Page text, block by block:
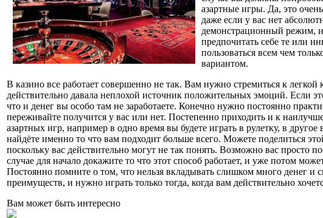
азартные игры. Да, это
даже если у вас нет
демонстрационный режим, и
предпочитать себе те или
пользоваться всем чем
вариантом.
В казино все работает совершенно не так. Вам нужно стремиться к
действительно давала неплохой источник положительных эмоций. Если
что и денег вы особо там не заработаете. Конечно нужно постоянно
переживайте получится у вас или нет. Постепенно приходить и к
азартных игр, например в одно время вы будете играть в рулетку, в
найдёте именно то что вам подходит больше всего. Можете поделиться
поскольку вас действительно могут не так понять. Возможно вас
случае для начало докажите то что этот способ работает, и уже потом
Постоянно помните о том, что нельзя вкладывать слишком много денег и
преимуществ, и нужно играть только тогда, когда вам действительно
Вам может быть интересно